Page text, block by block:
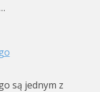
są jednym z